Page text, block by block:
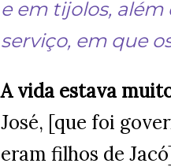
e em tijolos,
serviço, em que
A vida estava
José, [que foi
eram filhos de